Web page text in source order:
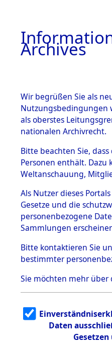
BESTÄNDE
1.
Inhaftierungsdoku
mente
1.2.9 Beim ITS
Effekten
1.2.9.1
Effekten aus
dem KZ
Dachau
1.2.9.2
Effekten aus
dem KZ
Bayerisches
1.2.9.3
Effekten aus
dem KZ
Neuengamm
Archives
Wir begrüßen Sie als
Nutzungsbedingungen
als oberstes
nationalen Archivrecht.
Bitte beachten Sie,
Personen enthält.
Weltanschauung,
Als Nutzer dieses
Gesetze und die
personenbezogene
Sammlungen
Bitte kontaktieren Sie
bestimmter
Sie möchten mehr über
Daten